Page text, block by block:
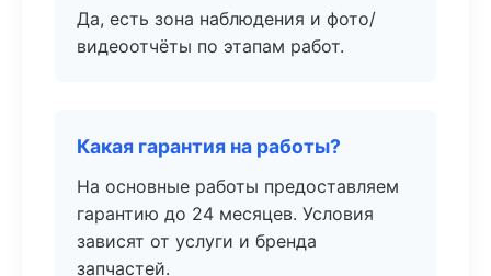
Да, есть зона наблюдения и фото/
видеоотчёты по этапам работ.
Какая гарантия на работы?
На основные работы предоставляем
гарантию до 24 месяцев. Условия
зависят от услуги и бренда
запчастей.